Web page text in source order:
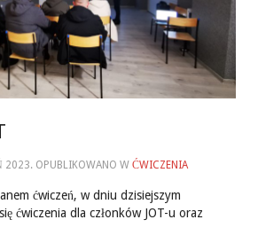
2023. OPUBLIKOWANO W ĆWICZENIA
ćwiczeń, w dniu dzisiejszym
ćwiczenia dla członków JOT-u oraz